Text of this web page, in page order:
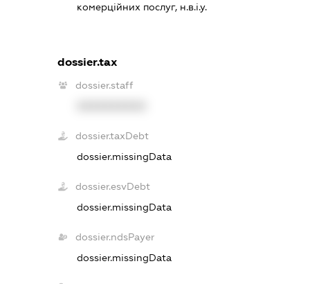
комерційних послуг, н.в.і.у.
dossier.tax
dossier.staff
dossier.taxDebt
dossier.missingData
dossier.esvDebt
dossier.missingData
dossier.ndsPayer
dossier.missingData